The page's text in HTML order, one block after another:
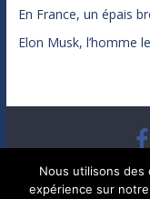
En France, un épais
Elon Musk, l’homme
Copyright © 2026
votre patrimoine et
Nous utilisons des
expérience sur